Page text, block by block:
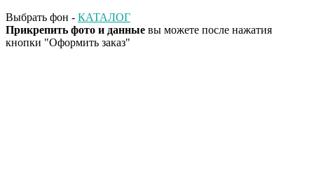
Выбрать фон - КАТАЛОГ
Прикрепить фото и данные вы можете после нажатия
кнопки "Оформить заказ"